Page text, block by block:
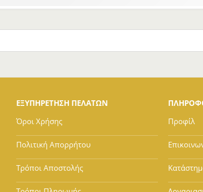
ΕΞΥΠΗΡΕΤΗΣΗ ΠΕΛΑΤΩΝ
Όροι Χρήσης
Πολιτική Απορρήτου
Τρόποι Αποστολής
Προφίλ